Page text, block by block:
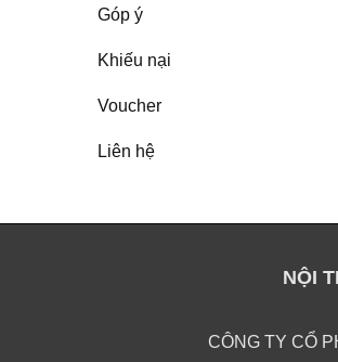
Góp ý
Khiếu nại
Voucher
Liên hệ
NỘI
CÔNG TY CỔ